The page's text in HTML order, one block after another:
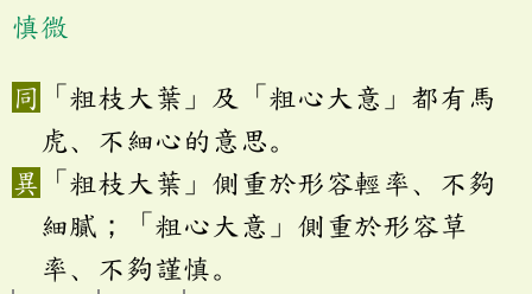
慎微
「粗枝大葉」及「粗心大意」都有馬
虎、不細心的意思。
「粗枝大葉」側重於形容輕率、不夠
細膩；「粗心大意」側重於形容草
率、不夠謹慎。